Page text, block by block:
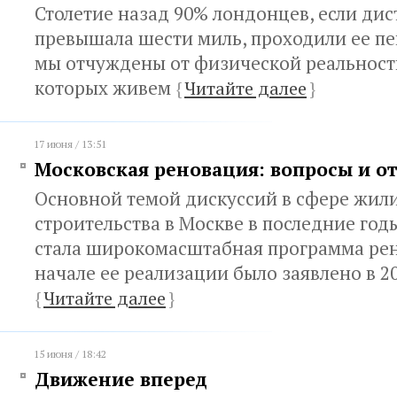
Столетие назад 90% лондонцев, если
превышала шести миль, проходили ее
мы отчуждены от физической
которых живем {Читайте далее}
17 июня / 13:51
Московская реновация: вопросы и
Основной темой дискуссий в сфере
строительства в Москве в последние
стала широкомасштабная программа
начале ее реализации было заявлено в
{Читайте далее}
15 июня / 18:42
Движение вперед